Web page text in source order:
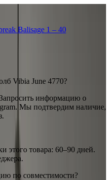
Balisage 1 – 40
Vibia June 4770?
информацию о
Мы подтвердим наличие,
этого товара: 60–90 дней.
по совместимости?